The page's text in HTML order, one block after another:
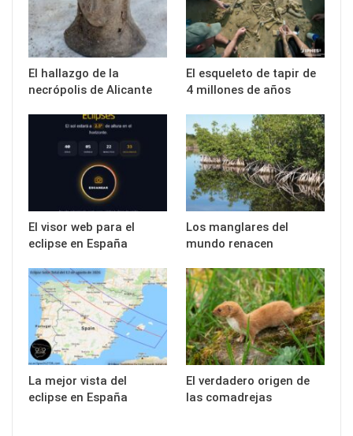
El hallazgo de la
necrópolis de Alicante
El esqueleto de tapir de
4 millones de años
El visor web para el
eclipse en España
Los manglares del
mundo renacen
La mejor vista del
eclipse en España
El verdadero origen de
las comadrejas